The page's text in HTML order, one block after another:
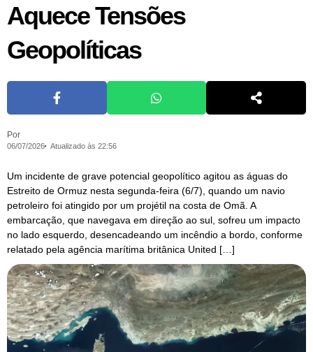
Aquece Tensões
Geopolíticas
Por
06/07/2026 Atualizado às 22:56
Um incidente de grave potencial geopolítico agitou as águas do
Estreito de Ormuz nesta segunda-feira (6/7), quando um navio
petroleiro foi atingido por um projétil na costa de Omã. A
embarcação, que navegava em direção ao sul, sofreu um impacto
no lado esquerdo, desencadeando um incêndio a bordo, conforme
relatado pela agência marítima britânica United […]